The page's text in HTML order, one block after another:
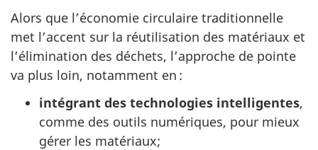
Alors que l’économie circulaire traditionnelle
met l’accent sur la réutilisation des matériaux et
l’élimination des déchets, l’approche de pointe
va plus loin, notamment en :
intégrant des technologies intelligentes,
comme des outils numériques, pour mieux
gérer les matériaux;